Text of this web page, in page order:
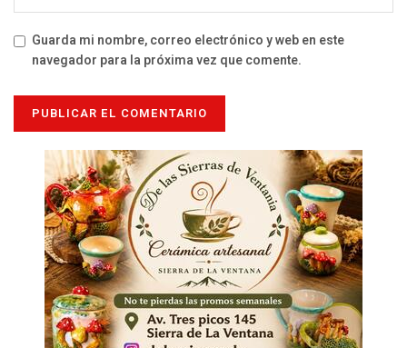
Guarda mi nombre, correo electrónico y web en este
navegador para la próxima vez que comente.